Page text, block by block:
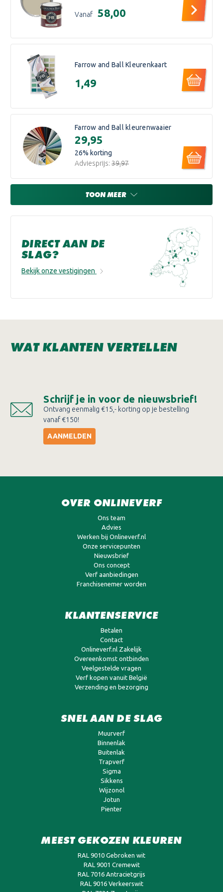
Vanaf €58,00
Farrow and Ball Kleurenkaart
€1,49
Farrow and Ball kleurenwaaier
€29,95
26% korting
Adviesprijs: €39,97
TOON MEER
DIRECT AAN DE
SLAG?
Bekijk onze vestigingen
WAT KLANTEN VERTELLEN
Schrijf je in voor de nieuwsbrief!
Ontvang eenmalig €15,- korting op je bestelling
vanaf €150!
AANMELDEN
OVER ONLINEVERF
Ons team
Advies
Werken bij Onlineverf.nl
Onze servicepunten
Nieuwsbrief
Ons concept
Verf aanbiedingen
Franchisenemer worden
KLANTENSERVICE
Betalen
Contact
Onlineverf.nl Zakelijk
Overeenkomst ontbinden
Veelgestelde vragen
Verf kopen vanuit België
Verzending en bezorging
SNEL AAN DE SLAG
Muurverf
Binnenlak
Buitenlak
Trapverf
Sigma
Sikkens
Wijzonol
Jotun
Pienter
MEEST GEKOZEN KLEUREN
RAL 9010 Gebroken wit
RAL 9001 Cremewit
RAL 7016 Antracietgrijs
RAL 9016 Verkeerswit